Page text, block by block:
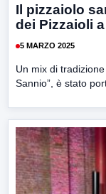
Il pizzaiolo
dei Pizzaioli
5 MARZO 2025
Un mix di
Sannio”, è stato